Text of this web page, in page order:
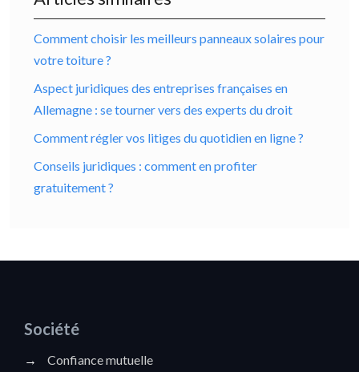
Comment choisir les meilleurs panneaux solaires pour
votre toiture ?
Aspect juridiques des entreprises françaises en
Allemagne : se tourner vers des experts du droit
Comment régler vos litiges du quotidien en ligne ?
Conseils juridiques : comment en profiter
gratuitement ?
Société
→
Confiance mutuelle